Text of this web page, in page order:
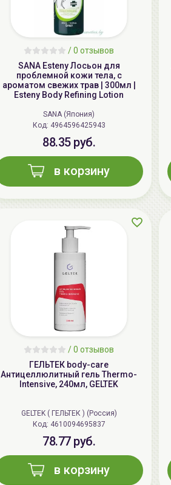
/0 отзывов
SANA Esteny Лосьон для
проблемной кожи тела, с
ароматом свежих трав | 300мл |
Esteny Body Refining Lotion
SANA (Япония)
Код: 4964596425943
88.35 руб.
в корзину
/0 отзывов
ГЕЛЬТЕК body-care
Антицеллюлитный гель Thermo-
Intensive, 240мл, GELTEK
GELTEK ( ГЕЛЬТЕК ) (Россия)
Код: 4610094695837
78.77 руб.
в корзину